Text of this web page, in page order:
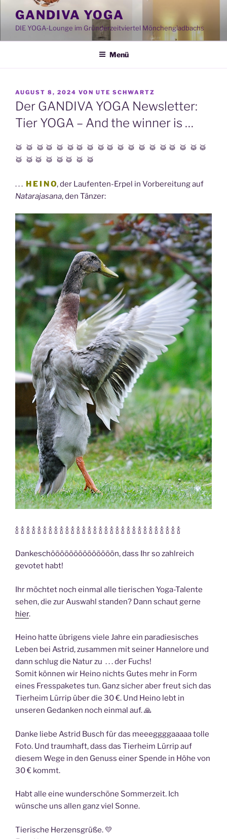
Inhalt
springen
GANDIVA YOGA
DIE YOGA-Lounge im Gründerzeitviertel Mönchengladbachs
Menü
VERÖFFENTLICHT
AM
AUGUST 8, 2024 VON UTE SCHWARTZ
Der GANDIVA YOGA Newsletter:
Tier YOGA – And the winner is …
🥁 🥁 🥁 🥁 🥁 🥁 🥁 🥁 🥁 🥁 🥁 🥁 🥁 🥁 🥁 🥁 🥁 🥁 🥁
🥁 🥁 🥁 🥁 🥁 🥁 🥁 🥁
. . . H E I N O, der Laufenten-Erpel in Vorbereitung auf
Natarajasana, den Tänzer:
🍾 🍾 🍾 🍾 🍾 🍾 🍾 🍾 🍾 🍾 🍾 🍾 🍾 🍾 🍾 🍾 🍾 🍾 🍾 🍾 🍾 🍾 🍾 🍾 🍾 🍾 🍾 🍾 🍾 🍾
Dankeschöööööööööööööön, dass Ihr so zahlreich
gevotet habt!
Ihr möchtet noch einmal alle tierischen Yoga-Talente
sehen, die zur Auswahl standen? Dann schaut gerne
hier.
Heino hatte übrigens viele Jahre ein paradiesisches
Leben bei Astrid, zusammen mit seiner Hannelore und
dann schlug die Natur zu . . . der Fuchs!
Somit können wir Heino nichts Gutes mehr in Form
eines Fresspaketes tun. Ganz sicher aber freut sich das
Tierheim Lürrip über die 30 €. Und Heino lebt in
unseren Gedanken noch einmal auf. 🙏
Danke liebe Astrid Busch für das meeeggggaaaaa tolle
Foto. Und traumhaft, dass das Tierheim Lürrip auf
diesem Wege in den Genuss einer Spende in Höhe von
30 € kommt.
Habt alle eine wunderschöne Sommerzeit. Ich
wünsche uns allen ganz viel Sonne.
Tierische Herzensgrüße. 💛